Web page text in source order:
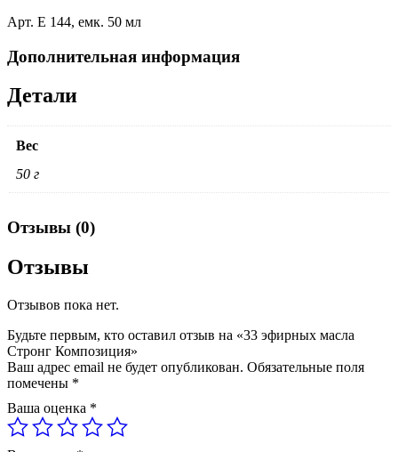
Арт. Е 144, емк. 50 мл
Дополнительная информация
Детали
Вес
50 г
Отзывы (0)
Отзывы
Отзывов пока нет.
Будьте первым, кто оставил отзыв на «33 эфирных масла
Стронг Композиция»
Ваш адрес email не будет опубликован. Обязательные поля
помечены *
Ваша оценка *